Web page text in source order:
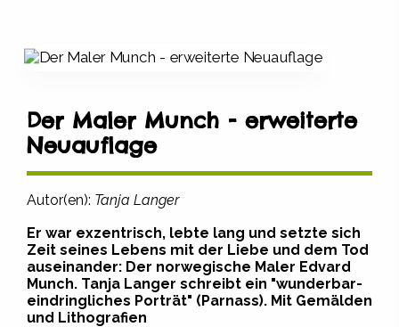
Der Maler Munch - erweiterte
Neuauflage
Autor(en): Tanja Langer
Er war exzentrisch, lebte lang und setzte sich
Zeit seines Lebens mit der Liebe und dem Tod
auseinander: Der norwegische Maler Edvard
Munch. Tanja Langer schreibt ein "wunderbar-
eindringliches Porträt" (Parnass). Mit Gemälden
und Lithografien